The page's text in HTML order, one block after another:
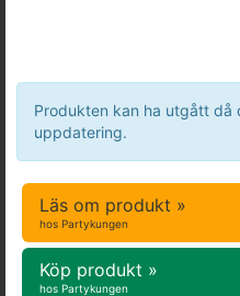
Produkten kan ha utgått då
uppdatering.
Läs om produkt »
hos Partykungen
Köp produkt »
hos Partykungen